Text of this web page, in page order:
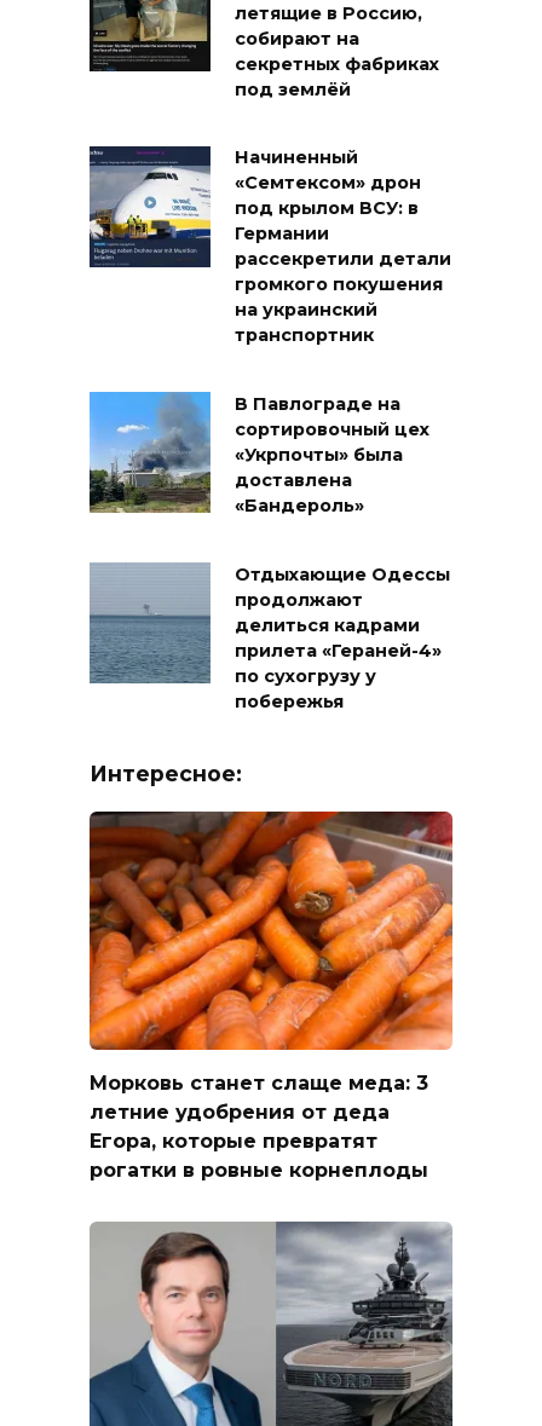
летящие в Россию,
собирают на
секретных фабриках
под землёй
Начиненный
«Семтексом» дрон
под крылом ВСУ: в
Германии
рассекретили детали
громкого покушения
на украинский
транспортник
В Павлограде на
сортировочный цех
«Укрпочты» была
доставлена
«Бандероль»
Отдыхающие Одессы
продолжают
делиться кадрами
прилета «Гераней-4»
по сухогрузу у
побережья
Интересное:
Морковь станет слаще меда: 3
летние удобрения от деда
Егора, которые превратят
рогатки в ровные корнеплоды